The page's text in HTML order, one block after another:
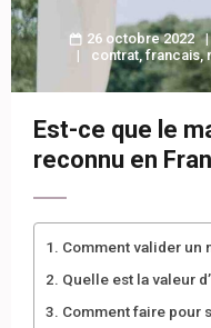
26 octobre 2022
contrat,francais,
Est-ce que le
reconnu en
Comment valider un
Quelle est la valeur
Comment faire pour